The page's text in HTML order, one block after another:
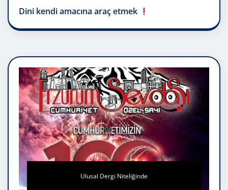
Dini kendi amacına araç etmek
Ulusal Dergi Niteliğinde